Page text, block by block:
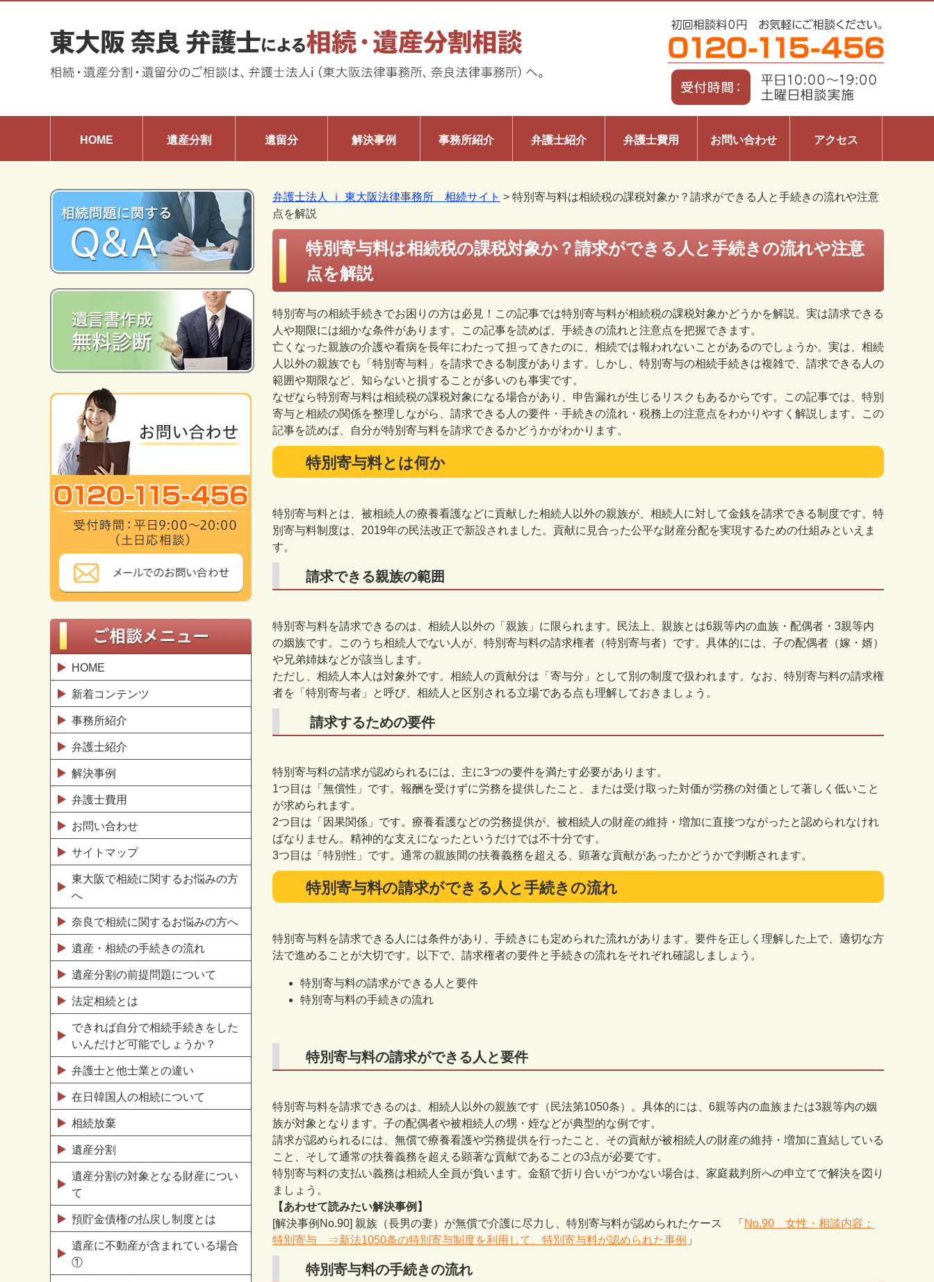
HOME 遺産分割 遺留分 解決事例 事務所紹介 弁護士紹介 弁護士費用 お問い合わせ アクセス
弁護士法人 ｉ 東大阪法律事務所 相続サイト > 特別寄与料は相続税の課税対象か？請求ができる人と手続きの流れや注意
点を解説
特別寄与料は相続税の課税対象か？請求ができる人と手続きの流れや注意
点を解説
特別寄与の相続手続きでお困りの方は必見！この記事では特別寄与料が相続税の課税対象かどうかを解説。実は請求できる
人や期限には細かな条件があります。この記事を読めば、手続きの流れと注意点を把握できます。
亡くなった親族の介護や看病を長年にわたって担ってきたのに、相続では報われないことがあるのでしょうか。実は、相続
人以外の親族でも「特別寄与料」を請求できる制度があります。しかし、特別寄与の相続手続きは複雑で、請求できる人の
範囲や期限など、知らないと損することが多いのも事実です。
なぜなら特別寄与料は相続税の課税対象になる場合があり、申告漏れが生じるリスクもあるからです。この記事では、特別
寄与と相続の関係を整理しながら、請求できる人の要件・手続きの流れ・税務上の注意点をわかりやすく解説します。この
記事を読めば、自分が特別寄与料を請求できるかどうかがわかります。
特別寄与料とは何か
特別寄与料とは、被相続人の療養看護などに貢献した相続人以外の親族が、相続人に対して金銭を請求できる制度です。特
別寄与料制度は、 2019年の民法改正で新設されました。貢献に見合った公平な財産分配を実現するための仕組みといえま
す。
請求できる親族の範囲
特別寄与料を請求できるのは、相続人以外の「親族」に限られます。民法上、親族とは6親等内の血族・配偶者・ 3親等内
の姻族です。このうち相続人でない人が、特別寄与料の請求権者（特別寄与者）です。具体的には、子の配偶者（嫁・婿）
や兄弟姉妹などが該当します。
ただし、相続人本人は対象外です。相続人の貢献分は「寄与分」として別の制度で扱われます。なお、特別寄与料の請求権
者を「特別寄与者」と呼び、相続人と区別される立場である点も理解しておきましょう。
請求するための要件
特別寄与料の請求が認められるには、主に3つの要件を満たす必要があります。
1つ目は「無償性」です。報酬を受けずに労務を提供したこと、または受け取った対価が労務の対価として著しく低いこと
が求められます。
2つ目は「因果関係」です。療養看護などの労務提供が、被相続人の財産の維持・増加に直接つながったと認められなけれ
ばなりません。精神的な支えになったというだけでは不十分です。
3つ目は「特別性」です。通常の親族間の扶養義務を超える、顕著な貢献があったかどうかで判断されます。
特別寄与料の請求ができる人と手続きの流れ
特別寄与料を請求できる人には条件があり、手続きにも定められた流れがあります。要件を正しく理解した上で、適切な方
法で進めることが大切です。以下で、請求権者の要件と手続きの流れをそれぞれ確認しましょう。
特別寄与料の請求ができる人と要件
特別寄与料の手続きの流れ
特別寄与料の請求ができる人と要件
特別寄与料を請求できるのは、相続人以外の親族です（民法第1050条）。具体的には、 6親等内の血族または3親等内の姻
族が対象となります。子の配偶者や被相続人の甥・姪などが典型的な例です。
請求が認められるには、無償で療養看護や労務提供を行ったこと、その貢献が被相続人の財産の維持・増加に直結している
こと、そして通常の扶養義務を超える顕著な貢献であることの3点が必要です。
特別寄与料の支払い義務は相続人全員が負います。金額で折り合いがつかない場合は、家庭裁判所への申立てで解決を図り
ましょう。
【あわせて読みたい解決事例】
[解決事例No.90] 親族（長男の妻）が無償で介護に尽力し、特別寄与料が認められたケース
「 No.90 女性・相談内容：
特別寄与 ⇒新法1050条の特別寄与制度を利用して、特別寄与料が認められた事例 」
特別寄与料の手続きの流れ
HOME
新着コンテンツ
事務所紹介
弁護士紹介
解決事例
弁護士費用
お問い合わせ
サイトマップ
東大阪で相続に関するお悩みの方
へ
奈良で相続に関するお悩みの方へ
遺産・相続の手続きの流れ
遺産分割の前提問題について
法定相続とは
できれば自分で相続手続きをした
いんだけど可能でしょうか？
弁護士と他士業との違い
在日韓国人の相続について
相続放棄
遺産分割
遺産分割の対象となる財産につい
て
預貯金債権の払戻し制度とは
遺産に不動産が含まれている場合
①